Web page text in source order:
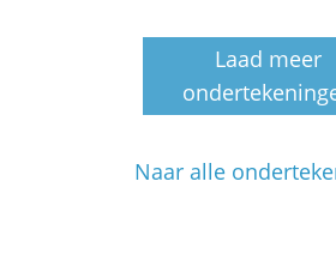
Laad meer
Naar alle